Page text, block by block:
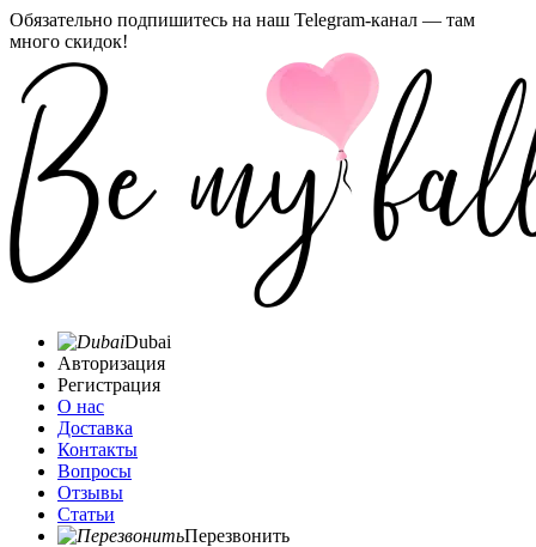
Обязательно подпишитесь на наш Telegram-канал — там
много скидок!
Dubai
Авторизация
Регистрация
О нас
Доставка
Контакты
Вопросы
Отзывы
Статьи
Перезвонить